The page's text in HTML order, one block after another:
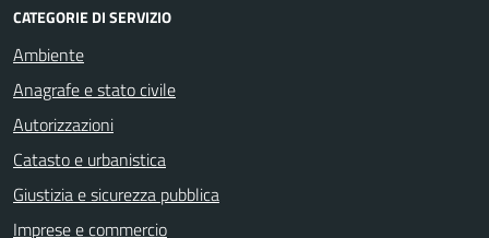
CATEGORIE DI SERVIZIO
Ambiente
Anagrafe e stato civile
Autorizzazioni
Catasto e urbanistica
Giustizia e sicurezza pubblica
Imprese e commercio